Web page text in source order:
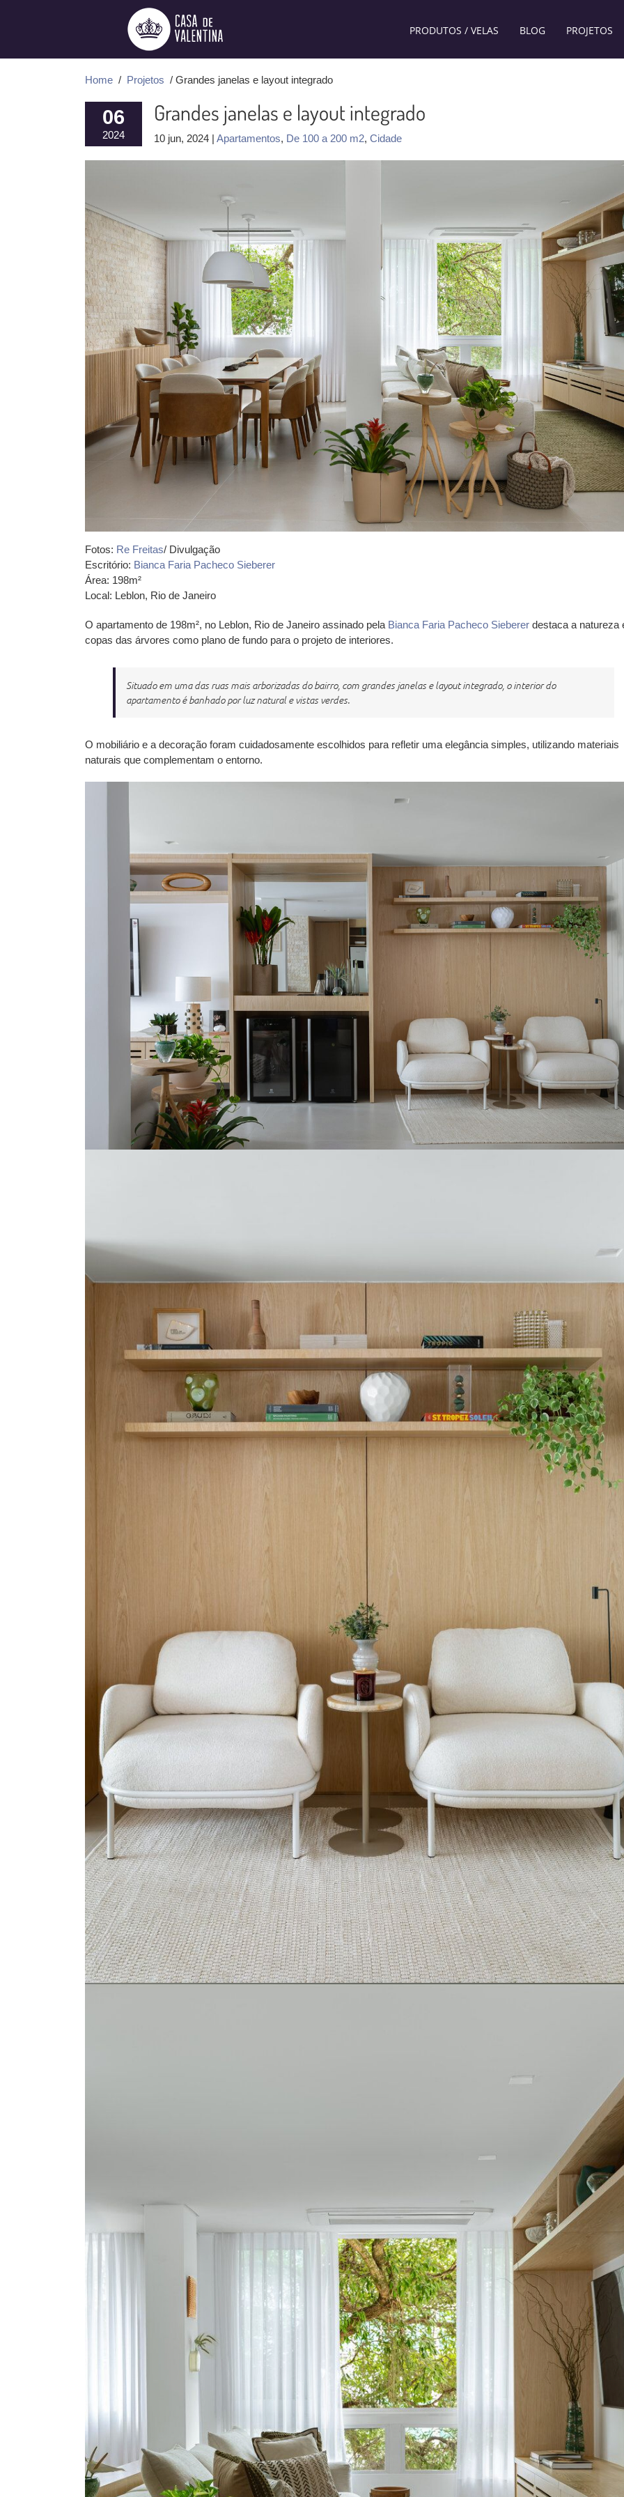
PRODUTOS / VELAS BLOG PROJETOS
Home / Projetos / Grandes janelas e layout integrado
06
2024
Grandes janelas e layout integrado
10 jun, 2024 | Apartamentos, De 100 a 200 m2, Cidade
Fotos: Re Freitas/ Divulgação
Escritório: Bianca Faria Pacheco Sieberer
Área: 198m²
Local: Leblon, Rio de Janeiro
O apartamento de 198m², no Leblon, Rio de Janeiro assinado pela Bianca Faria Pacheco Sieberer destaca a natureza
copas das árvores como plano de fundo para o projeto de interiores.
Situado em uma das ruas mais arborizadas do bairro, com grandes janelas e layout integrado, o interior do
apartamento é banhado por luz natural e vistas verdes.
O mobiliário e a decoração foram cuidadosamente escolhidos para refletir uma elegância simples, utilizando materiais
naturais que complementam o entorno.